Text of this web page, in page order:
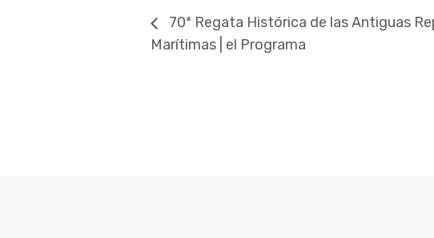
70ª Regata Histórica de las Antiguas
Marítimas | el Programa